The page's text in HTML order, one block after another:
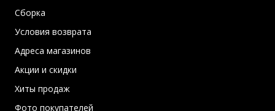
Сборка
Условия возврата
Адреса магазинов
Акции и скидки
Хиты продаж
Фото покупателей